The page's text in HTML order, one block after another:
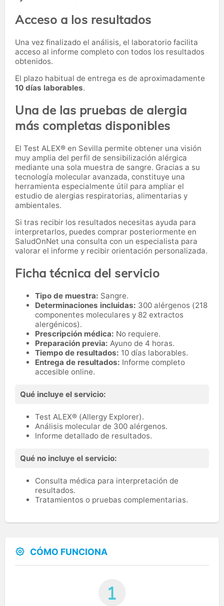
Acceso a los resultados
Una vez finalizado el análisis, el laboratorio facilita
acceso al informe completo con todos los resultados
obtenidos.
El plazo habitual de entrega es de aproximadamente
10 días laborables.
Una de las pruebas de alergia
más completas disponibles
El Test ALEX® en Sevilla permite obtener una visión
muy amplia del perfil de sensibilización alérgica
mediante una sola muestra de sangre. Gracias a su
tecnología molecular avanzada, constituye una
herramienta especialmente útil para ampliar el
estudio de alergias respiratorias, alimentarias y
ambientales.
Si tras recibir los resultados necesitas ayuda para
interpretarlos, puedes comprar posteriormente en
SaludOnNet una consulta con un especialista para
valorar el informe y recibir orientación personalizada.
Ficha técnica del servicio
Tipo de muestra: Sangre.
Determinaciones incluidas: 300 alérgenos (218
componentes moleculares y 82 extractos
alergénicos).
Prescripción médica: No requiere.
Preparación previa: Ayuno de 4 horas.
Tiempo de resultados: 10 días laborables.
Entrega de resultados: Informe completo
accesible online.
Qué incluye el servicio:
Test ALEX® (Allergy Explorer).
Análisis molecular de 300 alérgenos.
Informe detallado de resultados.
Qué no incluye el servicio:
Consulta médica para interpretación de
resultados.
Tratamientos o pruebas complementarias.
CÓMO FUNCIONA